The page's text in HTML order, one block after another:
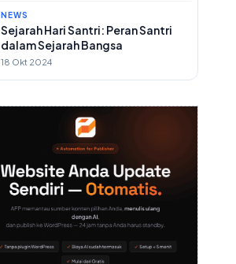
NEWS
Sejarah Hari Santri: Peran Santri
dalam Sejarah Bangsa
18 Okt 2024